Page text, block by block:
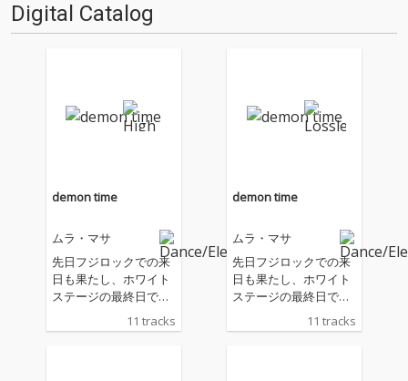
で各所で注目を集める気鋭の音
楽ライター、井草七海が登場。
Digital Catalog
demon time
ムラ・マサ
先日フジロックでの来
日も果たし、ホワイト
ステージの最終日で、
ゲストシンガーのフリ
スやコーシャ (ボンザ
11 tracks
demon time
ムラ・マサ
先日フジロックでの来
日も果たし、ホワイト
ステージの最終日で、
ゲストシンガーのフリ
スやコーシャ (ボンザ
11 tracks